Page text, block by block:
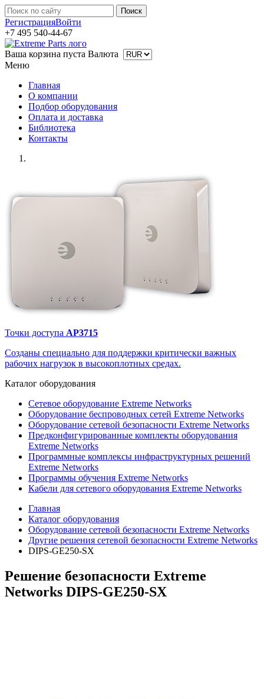
РегистрацияВойти
+7 495 540-44-67
Ваша корзина пуста Валюта
Меню
Главная
О компании
Подбор оборудования
Оплата и доставка
Библиотека
Контакты
Точки доступа AP3715
Созданы специально для поддержки критически важных
рабочих нагрузок в высокоплотных средах.
Каталог оборудования
Сетевое оборудование Extreme Networks
Оборудование беспроводных сетей Extreme Networks
Оборудование сетевой безопасности Extreme Networks
Предконфигурированные комплекты оборудования
Extreme Networks
Программные комплексы инфраструктурных решений
Extreme Networks
Программы обучения Extreme Networks
Кабели для сетевого оборудования Extreme Networks
Главная
Каталог оборудования
Оборудование сетевой безопасности Extreme Networks
Другие решения сетевой безопасности Extreme Networks
DIPS-GE250-SX
Решение безопасности Extreme
Networks DIPS-GE250-SX